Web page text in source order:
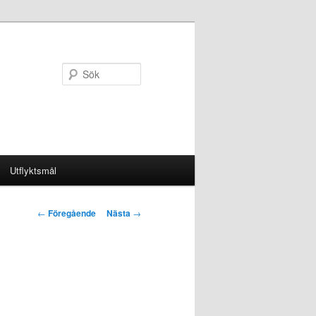
Utflyktsmål
Inläggsnavigering
← Föregående Nästa →